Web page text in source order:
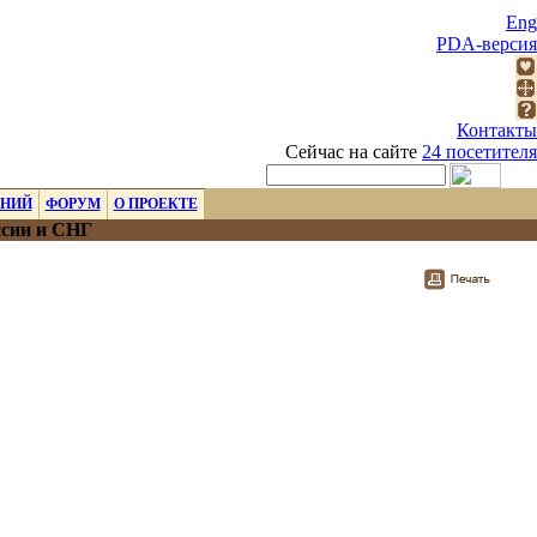
Eng
PDA-версия
Контакты
Сейчас на сайте 24 посетителя
ФОРУМ О ПРОЕКТЕ
и СНГ